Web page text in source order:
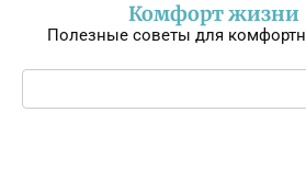
Комфорт жизни
Полезные советы для
Поиск: